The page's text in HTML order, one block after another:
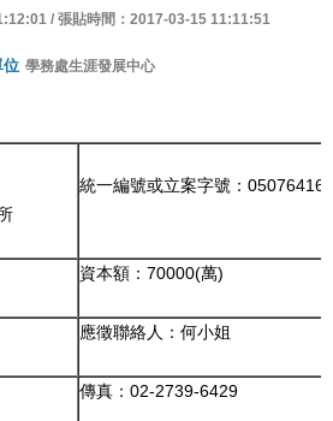
/ 張貼時間：2017-03-15 11:11:51
位 學務處生涯發展中心
統一編號或立案字號：05076416
資本額：70000(萬)
應徵聯絡人：何小姐
傳真：02-2739-6429